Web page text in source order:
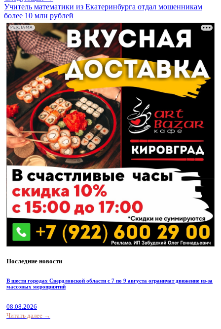
Учитель математики из Екатеринбурга отдал мошенникам
более 10 млн рублей
РЕКЛАМА
Последние новости
В шести городах Свердловской области с 7 по 9 августа ограничат движение из-за
массовых мероприятий
08.08.2026
Читать далее →